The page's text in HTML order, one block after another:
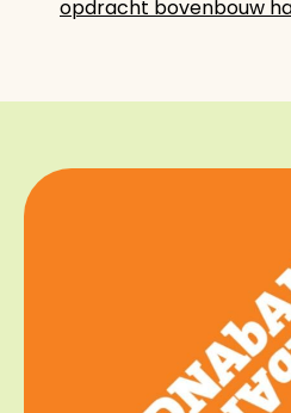
opdracht bovenbouw